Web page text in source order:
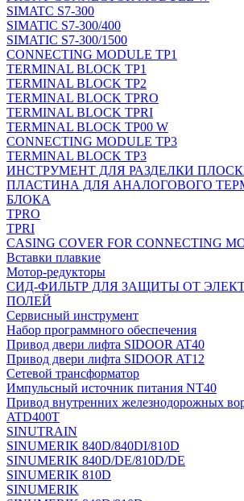
SIMATC S7-300
SIMATIC S7-300/400
SIMATIC S7-300/1500
CONNECTING MODULE TP1
TERMINAL BLOCK TP1
TERMINAL BLOCK TP2
TERMINAL BLOCK TPRO
TERMINAL BLOCK TPRI
TERMINAL BLOCK TP00 W
CONNECTING MODULE TP3
TERMINAL BLOCK TP3
ИНСТРУМЕНТ ДЛЯ РАЗДЕЛКИ
ПЛАСТИНА ДЛЯ АНАЛОГОВОГО
БЛОКА
TPRO
TPRI
CASING COVER FOR CONNECTING
Вставки плавкие
Мотор-редукторы
СИД-ФИЛЬТР ДЛЯ ЗАЩИТЫ ОТ
ПОЛЕЙ
Сервисный инструмент
Набор программного обеспечения
Привод двери лифта SIDOOR AT40
Привод двери лифта SIDOOR AT12
Сетевой трансформатор
Импульсный источник питания NT40
Привод внутренних железнодорожных
ATD400T
SINUTRAIN
SINUMERIK 840D/840DI/810D
SINUMERIK 840D/DE/810D/DE
SINUMERIK 810D
SINUMERIK